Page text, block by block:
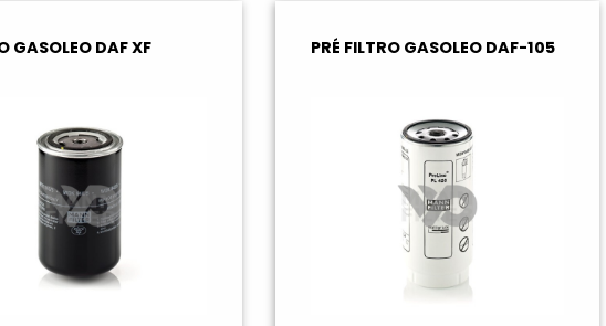
GASOLEO DAF XF PRÉ FILTRO GASOLEO DAF-105